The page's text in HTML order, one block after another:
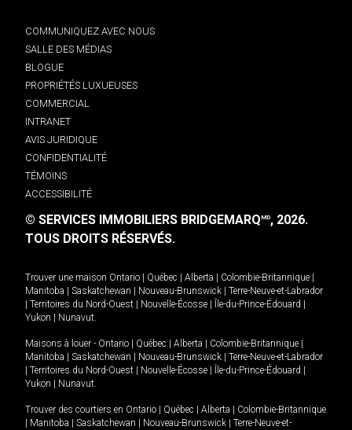
COMMUNIQUEZ AVEC NOUS
SALLE DES MÉDIAS
BLOGUE
PROPRIÉTÉS LUXUEUSES
COMMERCIAL
INTRANET
AVIS JURIDIQUE
CONFIDENTIALITÉ
TÉMOINS
ACCESSIBILITÉ
© SERVICES IMMOBILIERS BRIDGEMARQMD, 2026.
TOUS DROITS RÉSERVÉS.
Trouver une maison Ontario Québec Alberta Colombie-Britannique
Manitoba
Saskatchewan Nouveau-Brunswick
Terre-Neuve-et-Labrador
Territoires du Nord-Ouest Nouvelle-Écosse Île-du-Prince-Édouard
Yukon
Nunavut.
Maisons à louer - Ontario Québec Alberta Colombie-Britannique
Manitoba
Saskatchewan Nouveau-Brunswick
Terre-Neuve-et-Labrador
Territoires du Nord-Ouest Nouvelle-Écosse Île-du-Prince-Édouard
Yukon
Nunavut.
Trouver des courtiers en Ontario Québec Alberta
Colombie-Britannique
Manitoba Saskatchewan Nouveau-Brunswick
Terre-Neuve-et-